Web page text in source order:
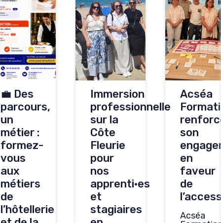
💼 Des
parcours,
un
métier :
formez-
vous
aux
métiers
de
l’hôtellerie
Immersion
professionnelle
sur la
Côte
Fleurie
pour
nos
apprenti·es
et
stagiaires
Acséa
son
en
faveur
de
Acséa